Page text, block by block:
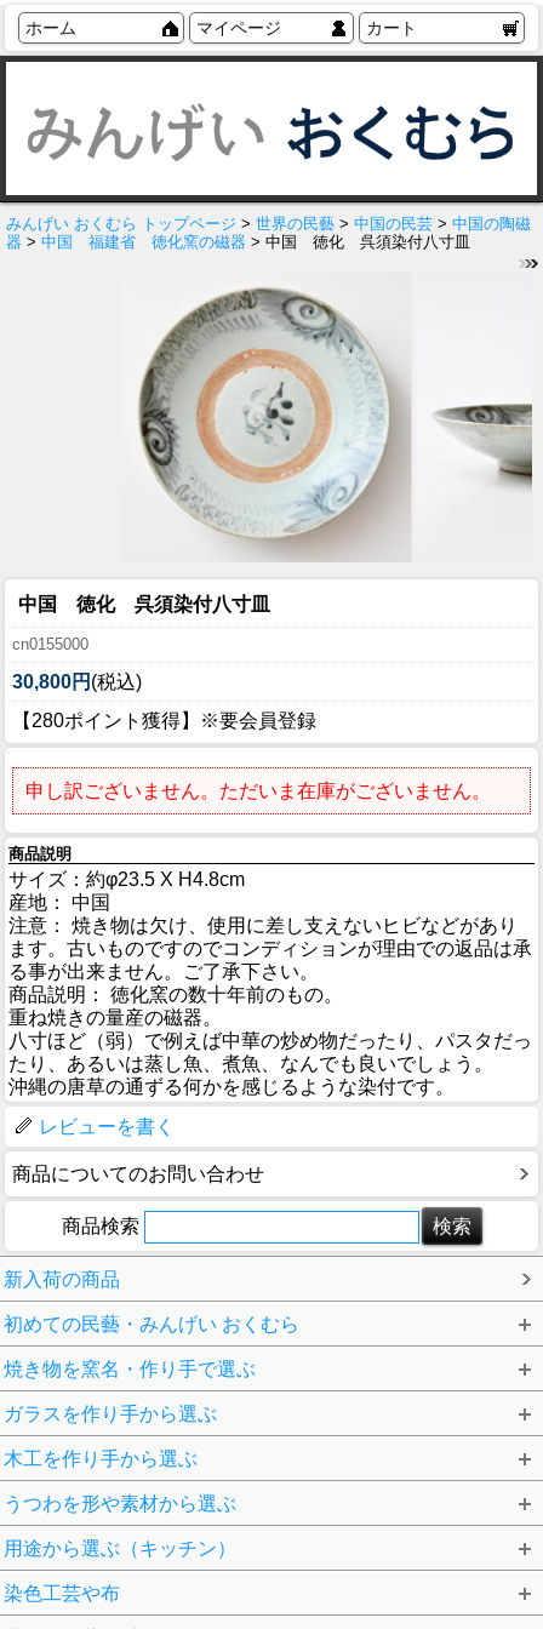
ホーム マイページ カート
みんげい おくむら トップページ > 世界の民藝 > 中国の民芸 > 中国の陶磁
器 > 中国 福建省 徳化窯の磁器 > 中国 徳化 呉須染付八寸皿
中国 徳化 呉須染付八寸皿
cn0155000
30,800円 (税込)
【280ポイント獲得】※要会員登録
申し訳ございません。ただいま在庫がございません。
商品説明
サイズ：約φ23.5 X H4.8cm
産地： 中国
注意： 焼き物は欠け、使用に差し支えないヒビなどがあり
ます。古いものですのでコンディションが理由での返品は承
る事が出来ません。ご了承下さい。
商品説明： 徳化窯の数十年前のもの。
重ね焼きの量産の磁器。
八寸ほど（弱）で例えば中華の炒め物だったり、パスタだっ
たり、あるいは蒸し魚、煮魚、なんでも良いでしょう。
沖縄の唐草の通ずる何かを感じるような染付です。
レビューを書く
商品についてのお問い合わせ
商品検索
新入荷の商品
初めての民藝・みんげい おくむら
焼き物を窯名・作り手で選ぶ
ガラスを作り手から選ぶ
木工を作り手から選ぶ
うつわを形や素材から選ぶ
用途から選ぶ（キッチン）
染色工芸や布